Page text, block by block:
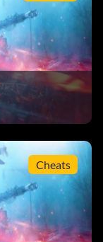
Cheats